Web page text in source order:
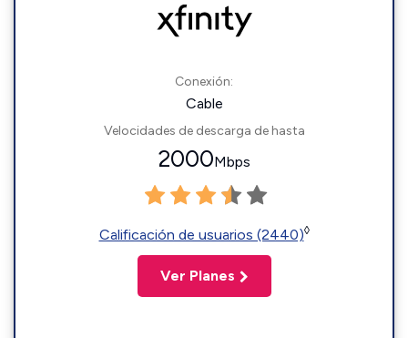
Conexión:
Cable
Velocidades de descarga de hasta
2000Mbps
Calificación de usuarios (2440)◊
Ver Planes